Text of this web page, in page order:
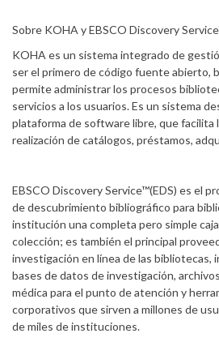
Sobre KOHA y EBSCO Discovery
KOHA es un sistema integrado de
ser el primero de código fuente abierto,
permite administrar los procesos
servicios a los usuarios. Es un sistema
plataforma de software libre, que facilita
realización de catálogos, préstamos,
EBSCO Discovery Service™(EDS) es el
de descubrimiento bibliográfico para
institución una completa pero simple
colección; es también el principal
investigación en línea de las bibliotecas,
bases de datos de investigación,
médica para el punto de atención y
corporativos que sirven a millones de
de miles de instituciones.